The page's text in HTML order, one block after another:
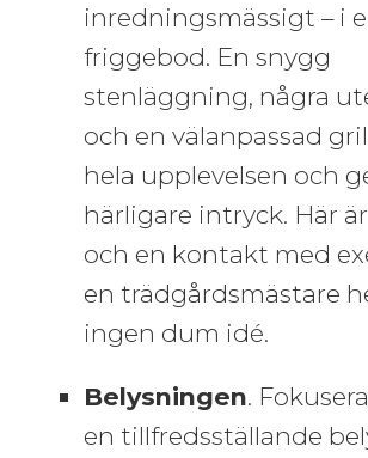
inredningsmässigt – i
friggebod. En snygg
stenläggning, några
och en välanpassad
hela upplevelsen och
härligare intryck. Här
och en kontakt med
en trädgårdsmästare
ingen dum idé.
Belysningen.
en tillfredsställande